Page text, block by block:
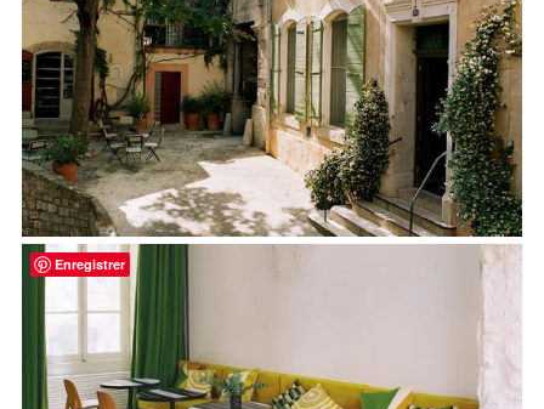
Enregistrer